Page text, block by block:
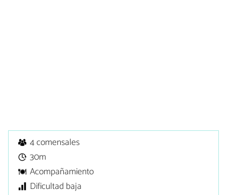
4 comensales
30m
Acompañamiento
Dificultad baja